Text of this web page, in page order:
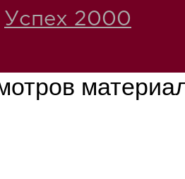
Успех 2000